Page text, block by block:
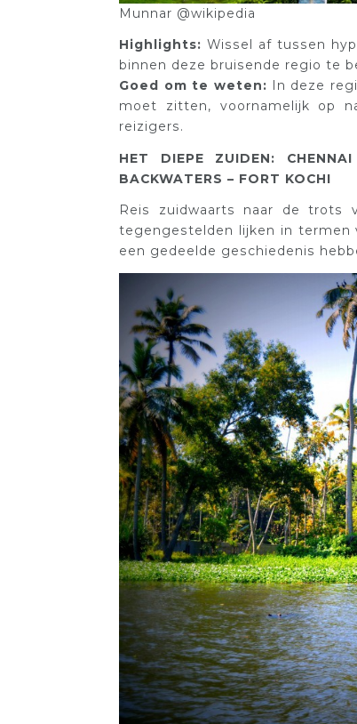
Munnar @wikipedia
Highlights: Wissel af tussen
binnen deze bruisende regio te
Goed om te weten: In deze
moet zitten, voornamelijk op
reizigers.
HET DIEPE ZUIDEN:
BACKWATERS – FORT KOCHI
Reis zuidwaarts naar de trots
tegengestelden lijken in termen
een gedeelde geschiedenis